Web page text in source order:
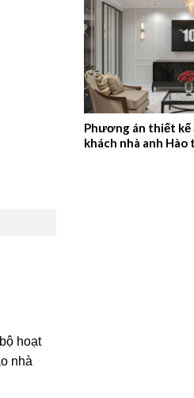
hoạt
nhà
Phương án thiết
khách nhà anh Hào